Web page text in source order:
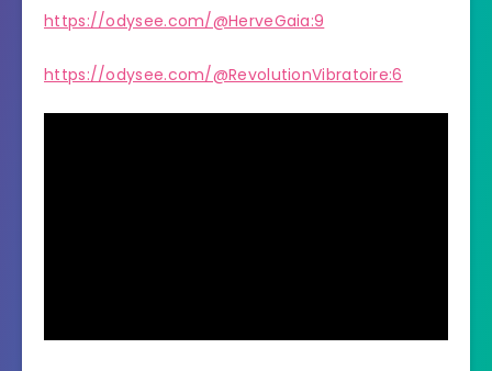
https://odysee.com/@HerveGaia:9
https://odysee.com/@RevolutionVibratoire:6